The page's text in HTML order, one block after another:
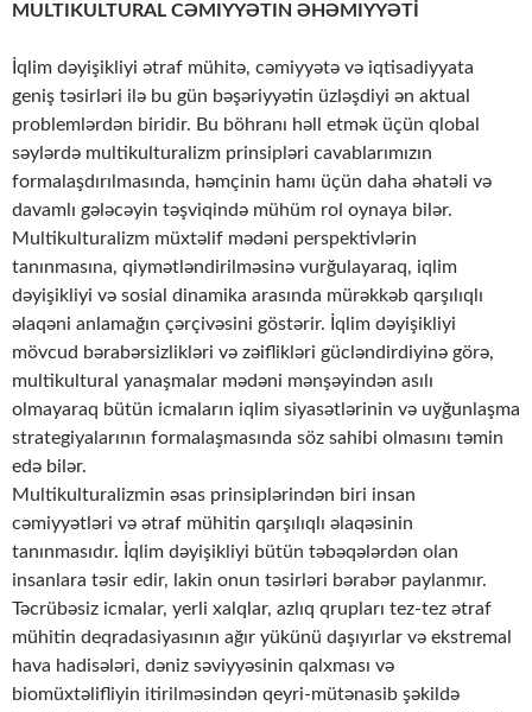
MULTIKULTURAL CƏMIYYƏTIN ƏHƏMIYYƏTİ
İqlim dəyişikliyi ətraf mühitə, cəmiyyətə və iqtisadiyyata
geniş təsirləri ilə bu gün bəşəriyyətin üzləşdiyi ən aktual
problemlərdən biridir. Bu böhranı həll etmək üçün qlobal
səylərdə multikulturalizm prinsipləri cavablarımızın
formalaşdırılmasında, həmçinin hamı üçün daha əhatəli və
davamlı gələcəyin təşviqində mühüm rol oynaya bilər.
Multikulturalizm müxtəlif mədəni perspektivlərin
tanınmasına, qiymətləndirilməsinə vurğulayaraq, iqlim
dəyişikliyi və sosial dinamika arasında mürəkkəb qarşılıqlı
əlaqəni anlamağın çərçivəsini göstərir. İqlim dəyişikliyi
mövcud bərabərsizlikləri və zəiflikləri gücləndirdiyinə görə,
multikultural yanaşmalar mədəni mənşəyindən asılı
olmayaraq bütün icmaların iqlim siyasətlərinin və uyğunlaşma
strategiyalarının formalaşmasında söz sahibi olmasını təmin
edə bilər.
Multikulturalizmin əsas prinsiplərindən biri insan
cəmiyyətləri və ətraf mühitin qarşılıqlı əlaqəsinin
tanınmasıdır. İqlim dəyişikliyi bütün təbəqələrdən olan
insanlara təsir edir, lakin onun təsirləri bərabər paylanmır.
Təcrübəsiz icmalar, yerli xalqlar, azlıq qrupları tez-tez ətraf
mühitin deqradasiyasının ağır yükünü daşıyırlar və ekstremal
hava hadisələri, dəniz səviyyəsinin qalxması və
biomüxtəlifliyin itirilməsindən qeyri-mütənasib şəkildə